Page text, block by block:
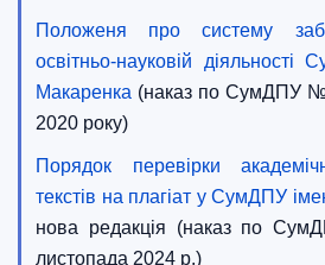
Положеня про систему
освітньо-науковій
Макаренка (наказ по СумДПУ №
2020 року)
Порядок перевірки
текстів на плагіат у СумДПУ
нова редакція (наказ по
листопада 2024 р.)